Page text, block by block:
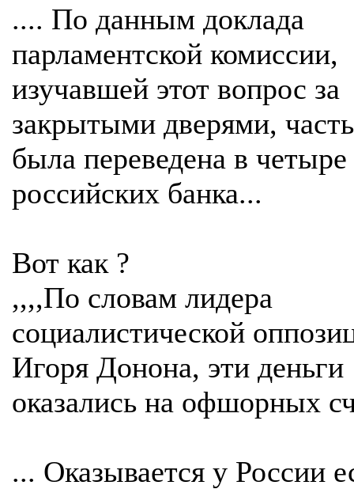
.... По данным доклада
парламентской комиссии,
изучавшей этот вопрос за
закрытыми дверями,
была переведена в четыре
российских банка...
Вот как ?
,,,,По словам лидера
социалистической
Игоря Донона, эти деньги
оказались на офшорных
... Оказывается у России